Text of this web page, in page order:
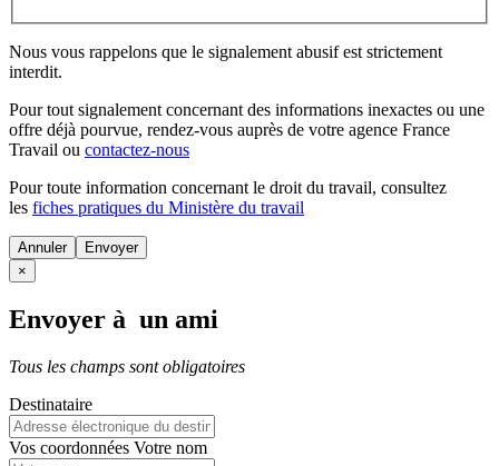
Nous vous rappelons que le signalement abusif est strictement
interdit.
Pour tout signalement concernant des informations inexactes ou une
offre déjà pourvue, rendez-vous auprès de votre agence France
Travail ou contactez-nous
Pour toute information concernant le droit du travail, consultez
les fiches pratiques du Ministère du travail
Annuler
×
Envoyer à un ami
Tous les champs sont obligatoires
Destinataire
Vos coordonnées Votre nom